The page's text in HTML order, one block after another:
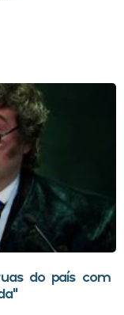
do país com